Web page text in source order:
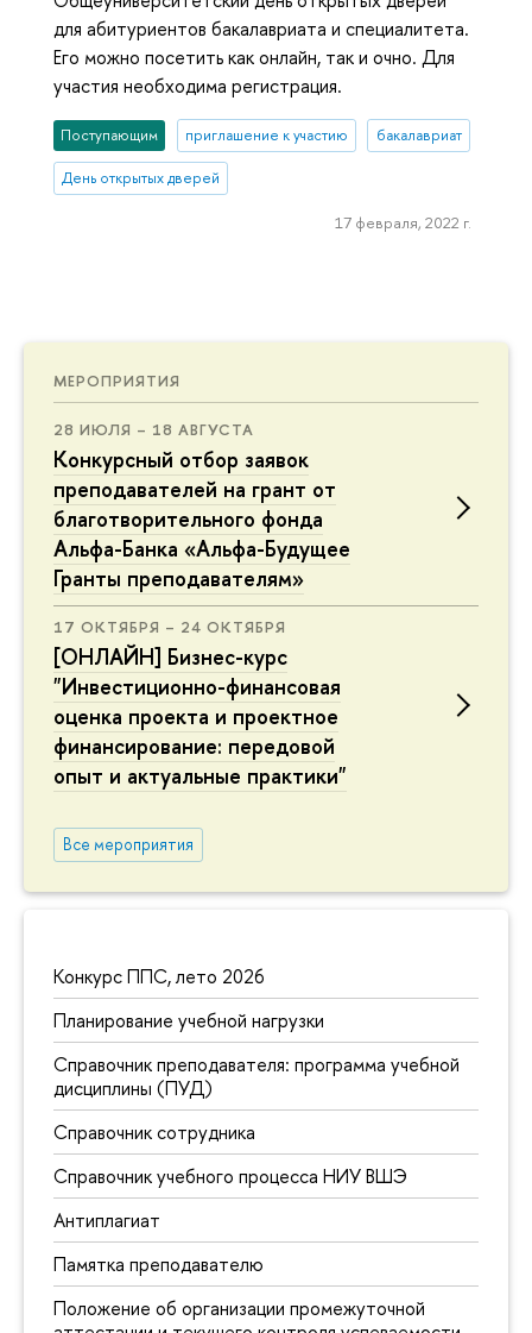
МЕРОПРИЯТИЯ
28 ИЮЛЯ – 18 АВГУСТА
Конкурсный отбор заявок
преподавателей на грант от
благотворительного фонда
Альфа-Банка «Альфа-Будущее
Гранты преподавателям»
17 ОКТЯБРЯ – 24 ОКТЯБРЯ
[ОНЛАЙН] Бизнес-курс
"Инвестиционно-финансовая
оценка проекта и проектное
финансирование: передовой
опыт и актуальные практики"
Все мероприятия
Конкурс ППС, лето 2026
Планирование учебной нагрузки
Справочник преподавателя: программа учебной
дисциплины (ПУД)
Справочник сотрудника
Справочник учебного процесса НИУ ВШЭ
Антиплагиат
Памятка преподавателю
Положение об организации промежуточной
для абитуриентов бакалавриата и специалитета.
Его можно посетить как онлайн, так и очно. Для
участия необходима регистрация.
Поступающим приглашение к участию бакалавриат
День открытых дверей
17 февраля, 2022 г.